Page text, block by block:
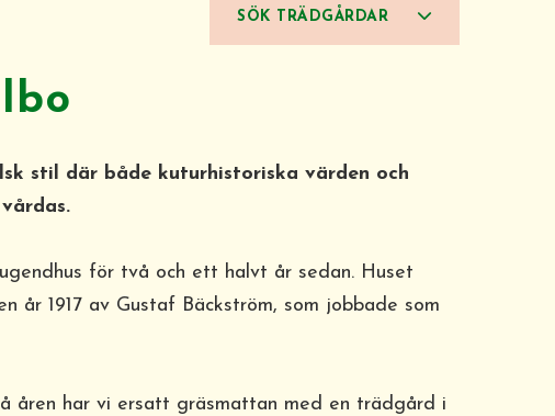
SÖK TRÄDGÅRDAR
stil där både kuturhistoriska värden och
för två och ett halvt år sedan. Huset
år 1917 av Gustaf Bäckström, som jobbade som
åren har vi ersatt gräsmattan med en trädgård i